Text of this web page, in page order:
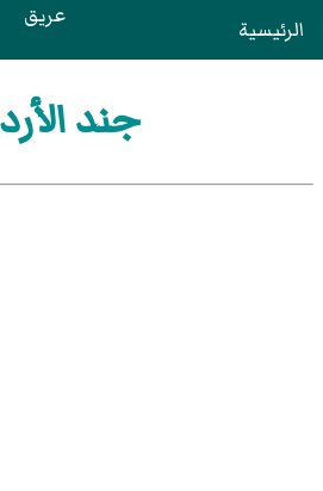
الرئيسية عريق
جند